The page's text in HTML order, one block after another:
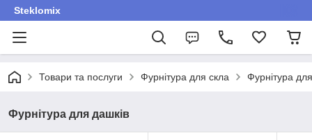
Steklomix
Товари та послуги Фурнітура для скла Фурнітура
Фурнітура для дашків